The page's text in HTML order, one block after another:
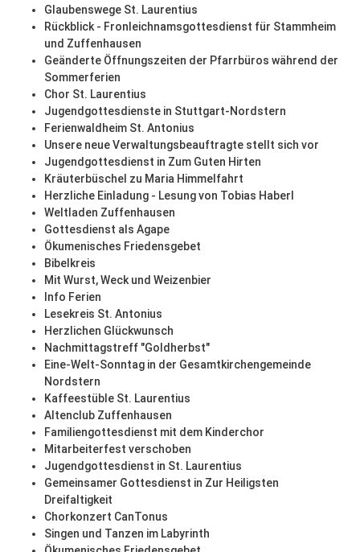
Glaubenswege St. Laurentius
Rückblick - Fronleichnamsgottesdienst für Stammheim
und Zuffenhausen
Geänderte Öffnungszeiten der Pfarrbüros während der
Sommerferien
Chor St. Laurentius
Jugendgottesdienste in Stuttgart-Nordstern
Ferienwaldheim St. Antonius
Unsere neue Verwaltungsbeauftragte stellt sich vor
Jugendgottesdienst in Zum Guten Hirten
Kräuterbüschel zu Maria Himmelfahrt
Herzliche Einladung - Lesung von Tobias Haberl
Weltladen Zuffenhausen
Gottesdienst als Agape
Ökumenisches Friedensgebet
Bibelkreis
Mit Wurst, Weck und Weizenbier
Info Ferien
Lesekreis St. Antonius
Herzlichen Glückwunsch
Nachmittagstreff "Goldherbst"
Eine-Welt-Sonntag in der Gesamtkirchengemeinde
Nordstern
Kaffeestüble St. Laurentius
Altenclub Zuffenhausen
Familiengottesdienst mit dem Kinderchor
Mitarbeiterfest verschoben
Jugendgottesdienst in St. Laurentius
Gemeinsamer Gottesdienst in Zur Heiligsten
Dreifaltigkeit
Chorkonzert CanTonus
Singen und Tanzen im Labyrinth